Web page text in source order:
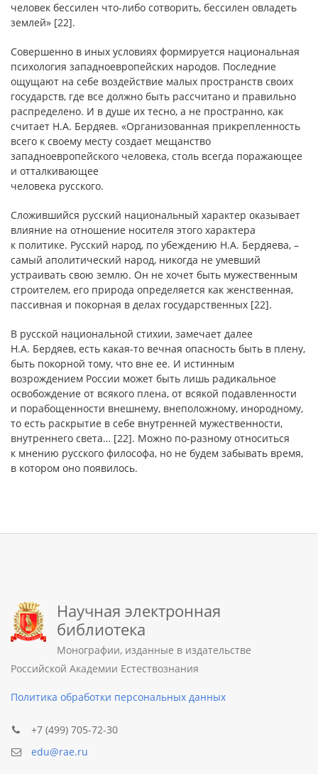
человек бессилен что-либо сотворить, бессилен овладеть
землей» [22].
Совершенно в иных условиях формируется национальная
психология западноевропейских народов. Последние
ощущают на себе воздействие малых пространств своих
государств, где все должно быть рассчитано и правильно
распределено. И в душе их тесно, а не пространно, как
считает Н.А. Бердяев. «Организованная прикрепленность
всего к своему месту создает мещанство
западноевропейского человека, столь всегда поражающее
и отталкивающее
человека русского.
Сложившийся русский национальный характер оказывает
влияние на отношение носителя этого характера
к политике. Русский народ, по убеждению Н.А. Бердяева, –
самый аполитический народ, никогда не умевший
устраивать свою землю. Он не хочет быть мужественным
строителем, его природа определяется как женственная,
пассивная и покорная в делах государственных [22].
В русской национальной стихии, замечает далее
Н.А. Бердяев, есть какая-то вечная опасность быть в плену,
быть покорной тому, что вне ее. И истинным
возрождением России может быть лишь радикальное
освобождение от всякого плена, от всякой подавленности
и порабощенности внешнему, внеположному, инородному,
то есть раскрытие в себе внутренней мужественности,
внутреннего света… [22]. Можно по-разному относиться
к мнению русского философа, но не будем забывать время,
в котором оно появилось.
Научная электронная
библиотека
Монографии, изданные в издательстве
Российской Академии Естествознания
Политика обработки персональных данных
+7 (499) 705-72-30
edu@rae.ru